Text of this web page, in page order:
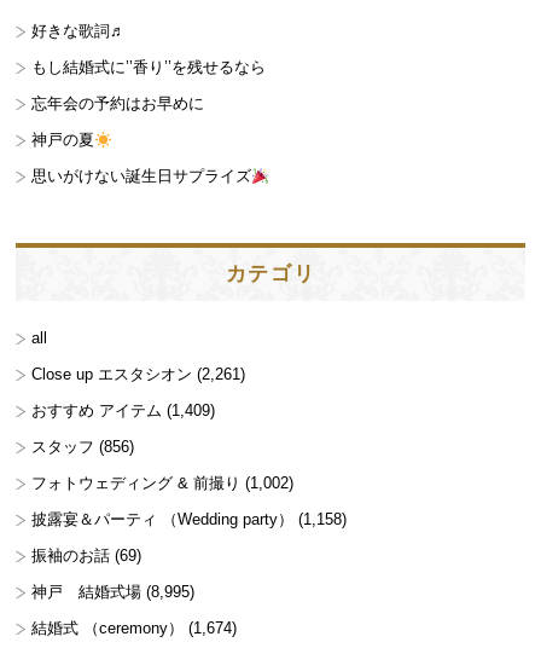
好きな歌詞♬
もし結婚式に’’香り’’を残せるなら
忘年会の予約はお早めに
神戸の夏
思いがけない誕生日サプライズ
カテゴリ
all
Close up エスタシオン (2,261)
おすすめ アイテム (1,409)
スタッフ (856)
フォトウェディング & 前撮り (1,002)
披露宴＆パーティ （Wedding party）
(1,158)
振袖のお話 (69)
神戸 結婚式場 (8,995)
結婚式 （ceremony）
(1,674)